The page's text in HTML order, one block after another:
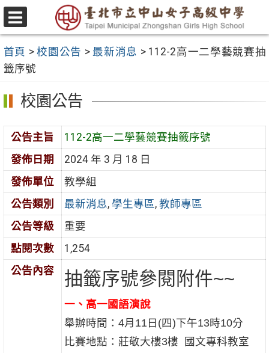
跳
至
要
內
容
區
選
單
首頁 >校園公告 > 最新消息 > 112-2高一二學藝競賽抽
籤序號
校園公告
公告主旨
112-2高一二學藝競賽抽籤序號
發佈日期
2024 年 3 月 18 日
發佈單位
教學組
公告類別
最新消息, 學生專區, 教師專區
公告等級
重要
點閱次數
1,254
公告內容
抽籤序號參閱附件~~
一、高一國語演說
舉辦時間：4月11日(四)下午13時10分
比賽地點：莊敬大樓3樓 國文專科教室